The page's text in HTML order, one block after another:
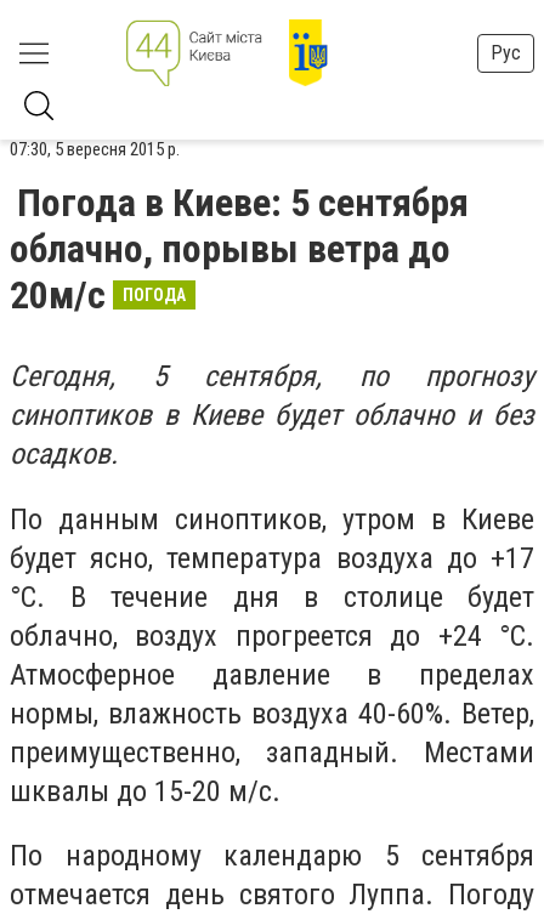
Рус
07:30, 5 вересня 2015 р.
Погода в Киеве: 5 сентября
облачно, порывы ветра до
20м/с
ПОГОДА
Сегодня, 5 сентября, по прогнозу
синоптиков в Киеве будет облачно и без
осадков.
По данным синоптиков, утром в Киеве
будет ясно, температура воздуха до +17
°C. В течение дня в столице будет
облачно, воздух прогреется до +24 °C.
Атмосферное давление в пределах
нормы, влажность воздуха 40-60%. Ветер,
преимущественно, западный. Местами
шквалы до 15-20 м/с.
По народному календарю 5 сентября
отмечается день святого Луппа. Погоду